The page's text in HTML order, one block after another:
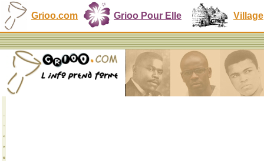
Grioo.com Grioo Pour Elle Village